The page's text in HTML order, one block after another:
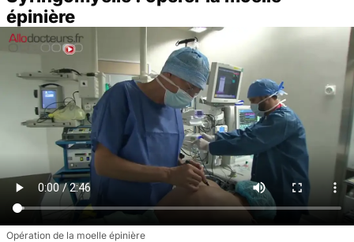
épinière
Opération de la moelle épinière